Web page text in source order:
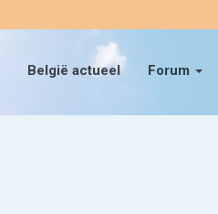
België actueel Forum